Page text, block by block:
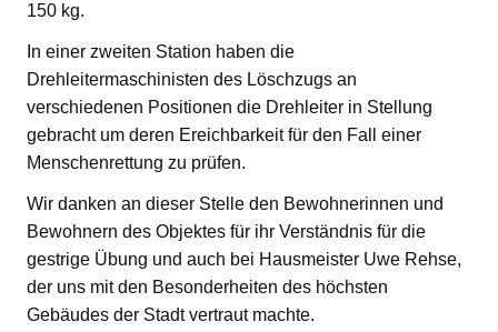
150 kg.
In einer zweiten Station haben die
Drehleitermaschinisten des Löschzugs an
verschiedenen Positionen die Drehleiter in Stellung
gebracht um deren Ereichbarkeit für den Fall einer
Menschenrettung zu prüfen.
Wir danken an dieser Stelle den Bewohnerinnen und
Bewohnern des Objektes für ihr Verständnis für die
gestrige Übung und auch bei Hausmeister Uwe Rehse,
der uns mit den Besonderheiten des höchsten
Gebäudes der Stadt vertraut machte.